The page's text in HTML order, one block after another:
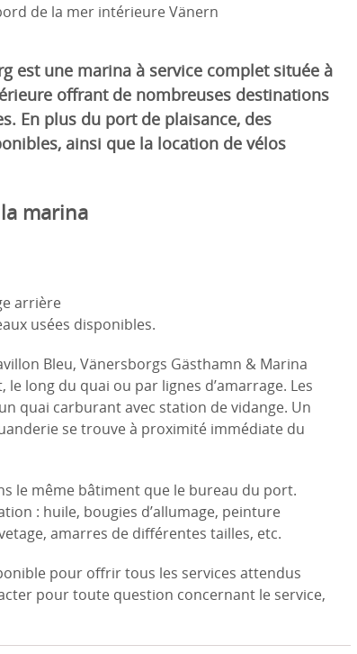
de la mer intérieure Vänern
est une marina à service complet située à
offrant de nombreuses destinations
En plus du port de plaisance, des
ainsi que la location de vélos
marina
arrière
usées disponibles.
Bleu, Vänersborgs Gästhamn & Marina
long du quai ou par lignes d’amarrage. Les
quai carburant avec station de vidange. Un
se trouve à proximité immédiate du
le même bâtiment que le bureau du port.
: huile, bougies d’allumage, peinture
amarres de différentes tailles, etc.
pour offrir tous les services attendus
pour toute question concernant le service,